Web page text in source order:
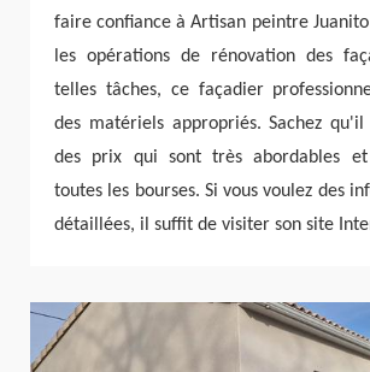
faire confiance à Artisan peintre
les opérations de rénovation des
telles tâches, ce façadier
des matériels appropriés. Sachez
des prix qui sont très abordables et
toutes les bourses. Si vous voulez des
détaillées, il suffit de visiter son site